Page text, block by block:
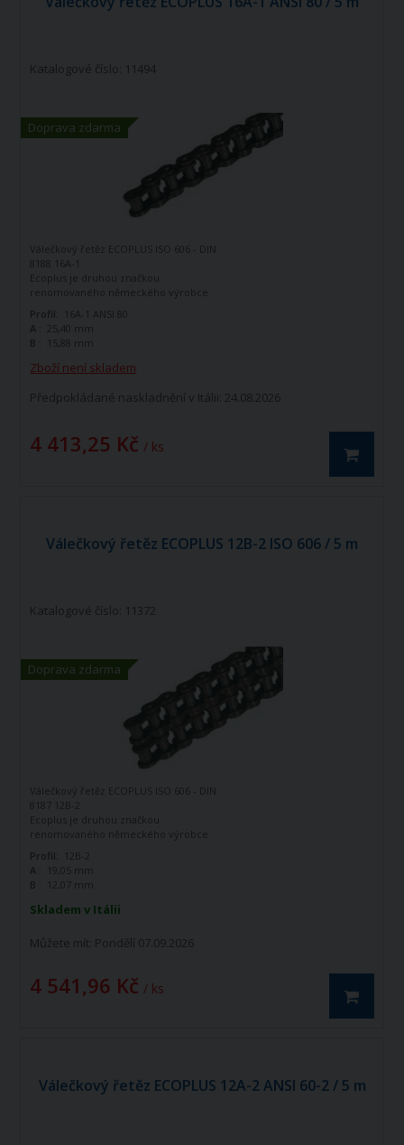
Doprava zdarma
Katalogové číslo: 11494
Zboží není skladem
Předpokládané naskladnění v Itálii: 24.08.2026
4 413,25 Kč / ks
Válečkový řetěz ECOPLUS ISO 606 - DIN
8188 16A-1
Ecoplus je druhou značkou
renomovaného německého výrobce
Tato značka vznikla jako ekonomická
řada k doplnění standardní řady tohoto
výrobce. Jedná se o kvalitní řetězy
vyráběné dle norem ISO 606 - DIN 8188.
DIN 8188 je jednořadý hnací řetěz.
Profil:
16A-1 ANSI 80
A :
25,40 mm
B :
15,88 mm
Válečkový řetěz ECOPLUS 12B-2 ISO 606 / 5 m
Doprava zdarma
Katalogové číslo: 11372
Skladem v Itálii
Můžete mít: Pondělí 07.09.2026
4 541,96 Kč / ks
Válečkový řetěz ECOPLUS ISO 606 - DIN
8187 12B-2
Ecoplus je druhou značkou
renomovaného německého výrobce
Tato značka vznikla jako ekonomická
řada k doplnění standardní řady tohoto
výrobce. Jedná se o kvalitní řetězy
vyráběné dle norem ISO 606 - DIN 8187.
DIN 8187 je dvouřadý hnací řetěz.
Profil:
12B-2
A :
19,05 mm
B :
12,07 mm
Válečkový řetěz ECOPLUS 12A-2 ANSI 60-2 / 5 m